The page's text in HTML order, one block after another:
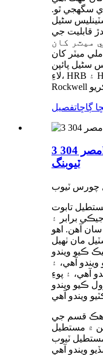
سگهجي ٿو.
سٹیل
قابليت جي
موزون آهي. 30 ملي ميٽر کان
وڌيڪ اندروني قطر ۽ 1.2 ملي ميٽر کان
سٹیل پائپن
لاءِ، HRB ۽ HRC سختي کي جانچڻ لاءِ
ڳاڇاتفصيل
مصر 304 3I6 اسٽينلیس سٹیل مستطيل
ٽيوبنگ
چورس ٽيوب
تابوت
برابر ۽
آهن. اهو
مان ٺهيل
ڪيو ويندو
آهي، ۽
آهي، ۽ پوءِ
ڪيو ويندو
هڪ قسم جي
۾ مستطيل
ٽيوب